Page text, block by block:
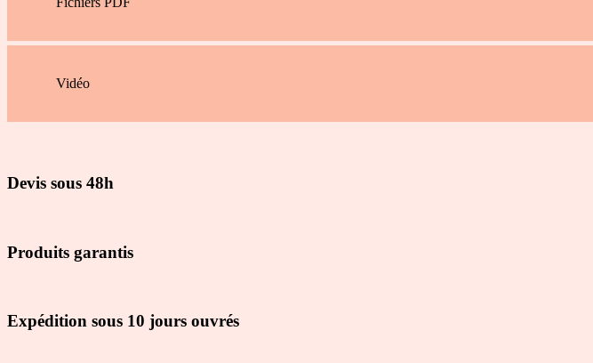
Vidéo
Devis sous 48h
Produits garantis
Expédition sous 10 jours ouvrés